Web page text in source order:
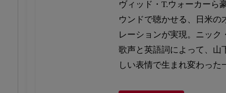
ヴィッド・T.ウォーカーら
ウンドで聴かせる、日米の
レーションが実現。ニック
歌声と英語詞によって、山
しい表情で生まれ変わった